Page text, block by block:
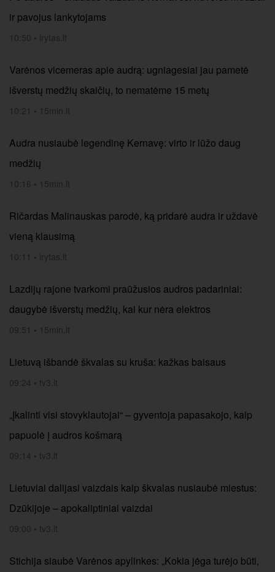
ir pavojus lankytojams
10:50 • lrytas.lt
Varėnos vicemeras apie audrą: ugniagesiai jau pametė
išverstų medžių skaičių, to nematėme 15 metų
10:21 • 15min.lt
Audra nusiaubė legendinę Kernavę: virto ir lūžo daug
medžių
10:16 • 15min.lt
Ričardas Malinauskas parodė, ką pridarė audra ir uždavė
vieną klausimą
10:11 • lrytas.lt
Lazdijų rajone tvarkomi praūžusios audros padariniai:
daugybė išverstų medžių, kai kur nėra elektros
09:51 • 15min.lt
Lietuvą išbandė škvalas su kruša: kažkas baisaus
09:24 • tv3.lt
„Įkalinti visi stovyklautojai“ – gyventoja papasakojo, kaip
papuolė į audros košmarą
09:14 • tv3.lt
Lietuviai dalijasi vaizdais kaip škvalas nusiaubė miestus:
Dzūkijoje – apokaliptiniai vaizdai
09:00 • tv3.lt
Stichija siaubė Varėnos apylinkes: „Kokia jėga turėjo būti,